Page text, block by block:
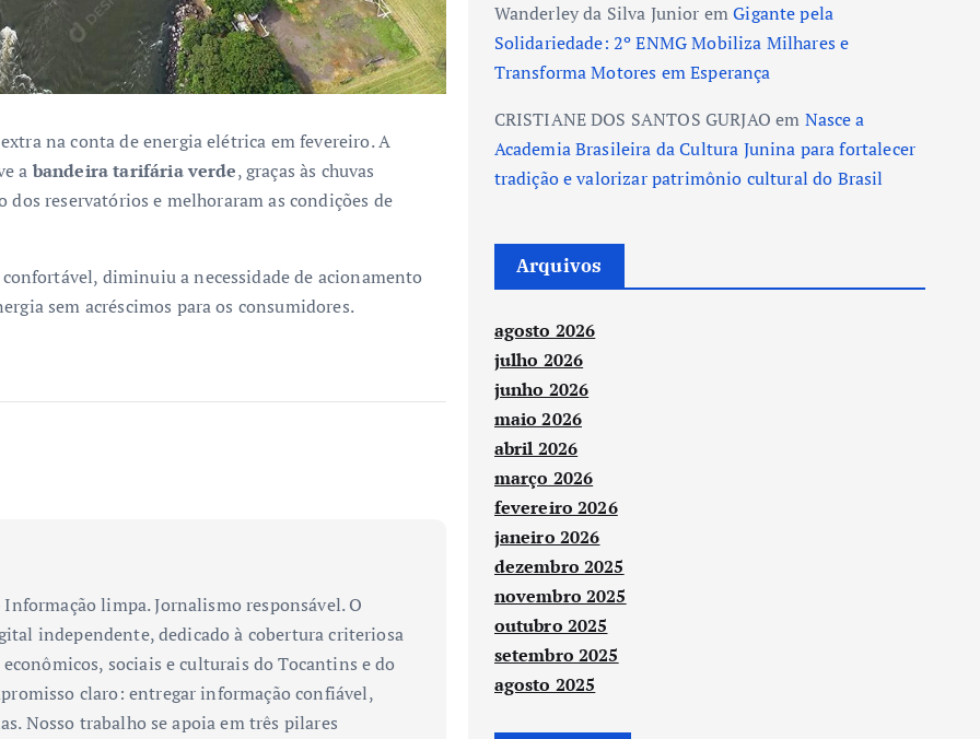
na conta de energia elétrica em fevereiro. A
a bandeira tarifária verde, graças às chuvas
reservatórios e melhoraram as condições de
diminuiu a necessidade de acionamento
sem acréscimos para os consumidores.
limpa. Jornalismo responsável. O
independente, dedicado à cobertura criteriosa
sociais e culturais do Tocantins e do
claro: entregar informação confiável,
Nosso trabalho se apoia em três pilares
Wanderley da Silva Junior emGigante pela
Solidariedade: 2º ENMG Mobiliza Milhares e
Transforma Motores em Esperança
CRISTIANE DOS SANTOS GURJAO em Nasce a
Academia Brasileira da Cultura Junina para fortalecer
tradição e valorizar patrimônio cultural do Brasil
Arquivos
agosto 2026
julho 2026
junho 2026
maio 2026
abril 2026
março 2026
fevereiro 2026
janeiro 2026
dezembro 2025
novembro 2025
outubro 2025
setembro 2025
agosto 2025